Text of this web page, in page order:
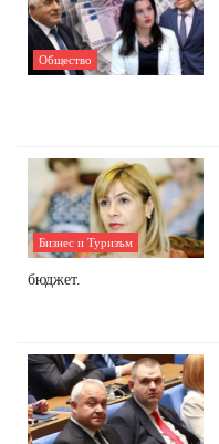
Общество
Бизнес и Туризъм
бюджет.